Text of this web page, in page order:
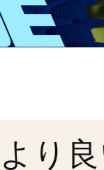
より